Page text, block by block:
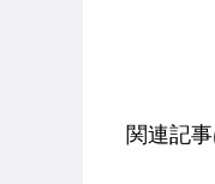
関連記